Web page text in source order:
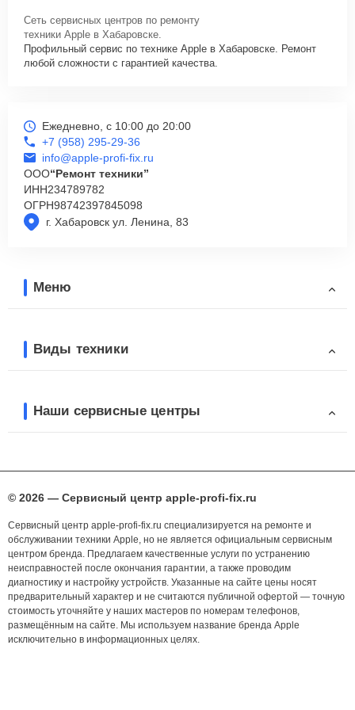
Сеть сервисных центров по ремонту
техники Apple в Хабаровске.
Профильный сервис по технике Apple в Хабаровске. Ремонт
любой сложности с гарантией качества.
г. Хабаровск ул. Ленина, 83
Ежедневно, с 10:00 до 20:00
+7 (958) 295-29-36
info@apple-profi-fix.ru
ООО“Ремонт техники”
ИНН234789782
ОГРН98742397845098
Меню
Виды техники
Наши сервисные центры
© 2026 — Сервисный центр apple-profi-fix.ru
Сервисный центр apple-profi-fix.ru специализируется на ремонте и
обслуживании техники Apple, но не является официальным сервисным
центром бренда. Предлагаем качественные услуги по устранению
неисправностей после окончания гарантии, а также проводим
диагностику и настройку устройств. Указанные на сайте цены носят
предварительный характер и не считаются публичной офертой — точную
стоимость уточняйте у наших мастеров по номерам телефонов,
размещённым на сайте. Мы используем название бренда Apple
исключительно в информационных целях.